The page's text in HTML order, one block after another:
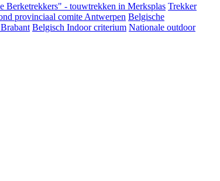
Berketrekkers" - touwtrekken in Merksplas Trekker
provinciaal comite Antwerpen Belgische
Belgisch Indoor criterium Nationale outdoor